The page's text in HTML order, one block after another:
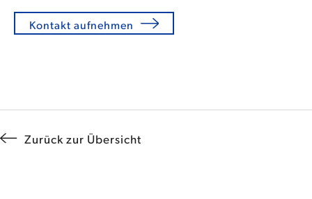
Kontakt aufnehmen
Zurück zur Übersicht